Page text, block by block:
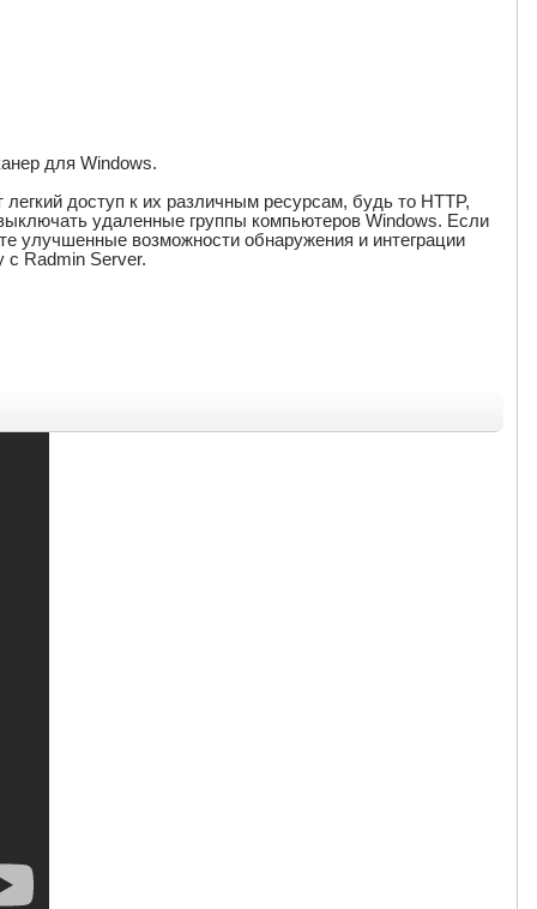
для Windows.
доступ к их различным ресурсам, будь то HTTP,
удаленные группы компьютеров Windows. Если
улучшенные возможности обнаружения и интеграции
с Radmin Server.